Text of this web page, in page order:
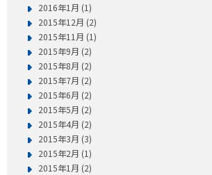
2016年1月 (1)
2015年12月 (2)
2015年11月 (1)
2015年9月 (2)
2015年8月 (2)
2015年7月 (2)
2015年6月 (2)
2015年5月 (2)
2015年4月 (2)
2015年3月 (3)
2015年2月 (1)
2015年1月 (2)